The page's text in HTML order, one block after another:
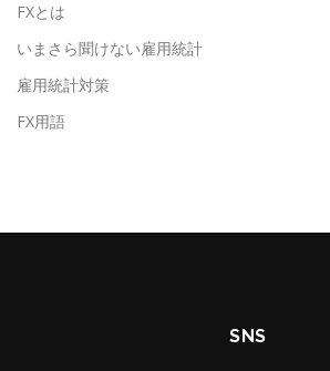
FXとは
いまさら聞けない雇用統計
雇用統計対策
FX用語
SNS